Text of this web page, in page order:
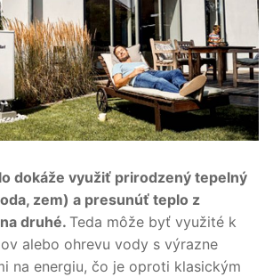
dokáže využiť prirodzený tepelný
zem) a presunúť teplo z
druhé. Teda môže byť využité k
alebo ohrevu vody s výrazne
na energiu, čo je oproti klasickým